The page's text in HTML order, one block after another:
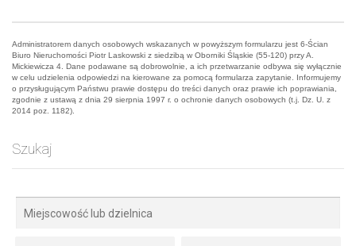
Administratorem danych osobowych wskazanych w powyższym formularzu jest 6-Ścian
Biuro Nieruchomości Piotr Laskowski z siedzibą w Oborniki Śląskie (55-120) przy A.
Mickiewicza 4. Dane podawane są dobrowolnie, a ich przetwarzanie odbywa się wyłącznie
w celu udzielenia odpowiedzi na kierowane za pomocą formularza zapytanie. Informujemy
o przysługującym Państwu prawie dostępu do treści danych oraz prawie ich poprawiania,
zgodnie z ustawą z dnia 29 sierpnia 1997 r. o ochronie danych osobowych (t.j. Dz. U. z
2014 poz. 1182).
Szukaj